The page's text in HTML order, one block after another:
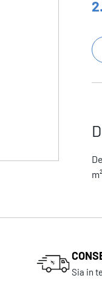
Sia in